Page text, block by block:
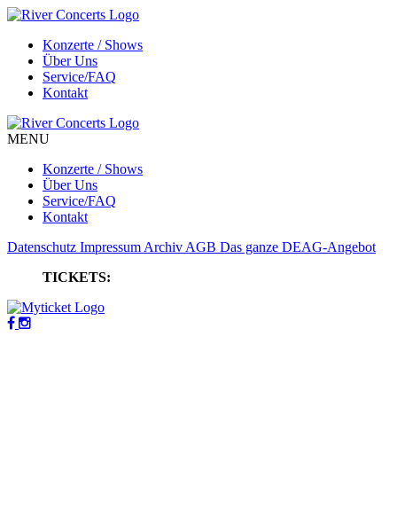
Konzerte / Shows
Über Uns
Service/FAQ
Kontakt
MENU
Konzerte / Shows
Über Uns
Service/FAQ
Kontakt
Datenschutz Impressum Archiv AGB Das ganze DEAG-Angebot
TICKETS: